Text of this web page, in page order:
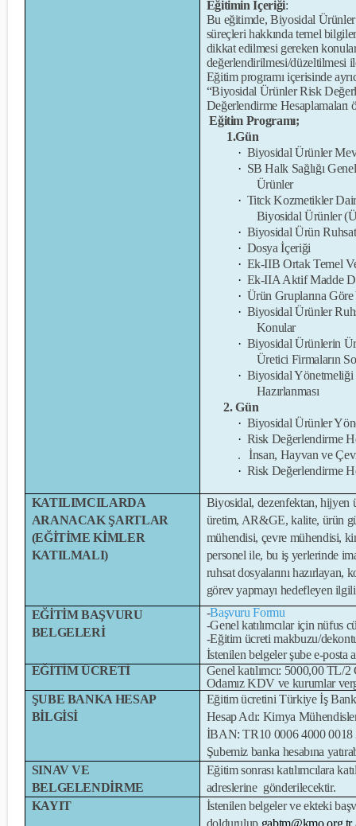
Eğitimin İçeriği:
Bu eğitimde, Biyosidal
süreçleri hakkında temel
dikkat edilmesi gereken
değerlendirilmesi/düzeltilmesi
Eğitim programı içerisinde
“Biyosidal Ürünler Risk
Değerlendirme Hesaplamaları
Eğitim Programı;
1.Gün
· Biyosidal Ürünler
· SB Halk Sağlığı
Ürünler
· Titck Kozmetikler
Biyosidal Ürünler
· Biyosidal Ürün Ruhsat
· Dosya İçeriği
· Ek-IIB Ortak Temel
· Ek-IIA Aktif Madde
· Ürün Gruplarına Göre
· Biyosidal Ürünler
Konular
· Biyosidal Ürünlerin
Üretici Firmaların
· Biyosidal
Hazırlanması
2. Gün
· Biyosidal Ürünler
· Risk Değerlendirme
. İnsan, Hayvan ve
· Risk Değerlendirme
KATILIMCILARDA
ARANACAK ŞARTLAR
(EĞİTİME KİMLER
KATILMALI)
Biyosidal, dezenfektan, hijyen
üretim, AR&GE, kalite, ürün
mühendisi, çevre mühendisi,
personel ile, bu iş yerlerinde
ruhsat dosyalarını
görev yapmayı hedefleyen
EĞİTİM BAŞVURU
BELGELERİ
-Başvuru Formu
-Genel katılımcılar için nüfus
-Eğitim ücreti makbuzu/
İstenilen belgeler şube e-posta
EĞİTİM ÜCRETİ
Genel katılımcı: 5000,00 TL/2
Odamız KDV ve kurumlar
ŞUBE BANKA HESAP
BİLGİSİ
Eğitim ücretini Türkiye İş
Hesap Adı: Kimya
İBAN: TR10 0006 4000 0018
Şubemiz banka hesabına
SINAV VE
BELGELENDİRME
Eğitim sonrası katılımcılara
adreslerine gönderilecektir.
KAYIT
İstenilen belgeler ve ekteki